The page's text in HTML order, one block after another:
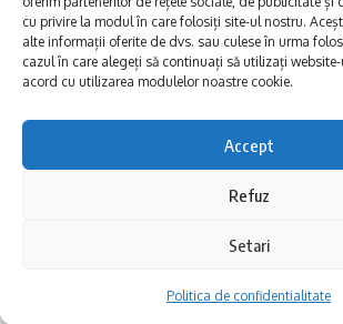
cu privire la modul în care folosiți site-ul nostru.
alte informații oferite de dvs. sau culese în urma
cazul în care alegeți să continuați să utilizați
acord cu utilizarea modulelor noastre cookie.
Accept
Refuz
Setari
Politica de confidentialitate
E xplorăm Dobrogea,
Explorăm valorile locale:
Deltă, Litoral, cele mai mari
biserici și mănăstiri, cele mai
FRUMOASE POVEȘTI.
Afaceri și
Actualitate
Dobrogea PE
Istorie și
La Drum cu